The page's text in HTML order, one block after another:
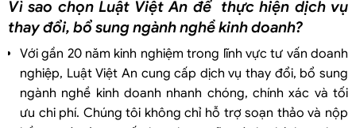
Vì sao chọn Luật Việt An để thực hiện dịch vụ
thay đổi, bổ sung ngành nghề kinh doanh?
Với gần 20 năm kinh nghiệm trong lĩnh vực tư vấn doanh
nghiệp, Luật Việt An cung cấp dịch vụ thay đổi, bổ sung
ngành nghề kinh doanh nhanh chóng, chính xác và tối
ưu chi phí. Chúng tôi không chỉ hỗ trợ soạn thảo và nộp